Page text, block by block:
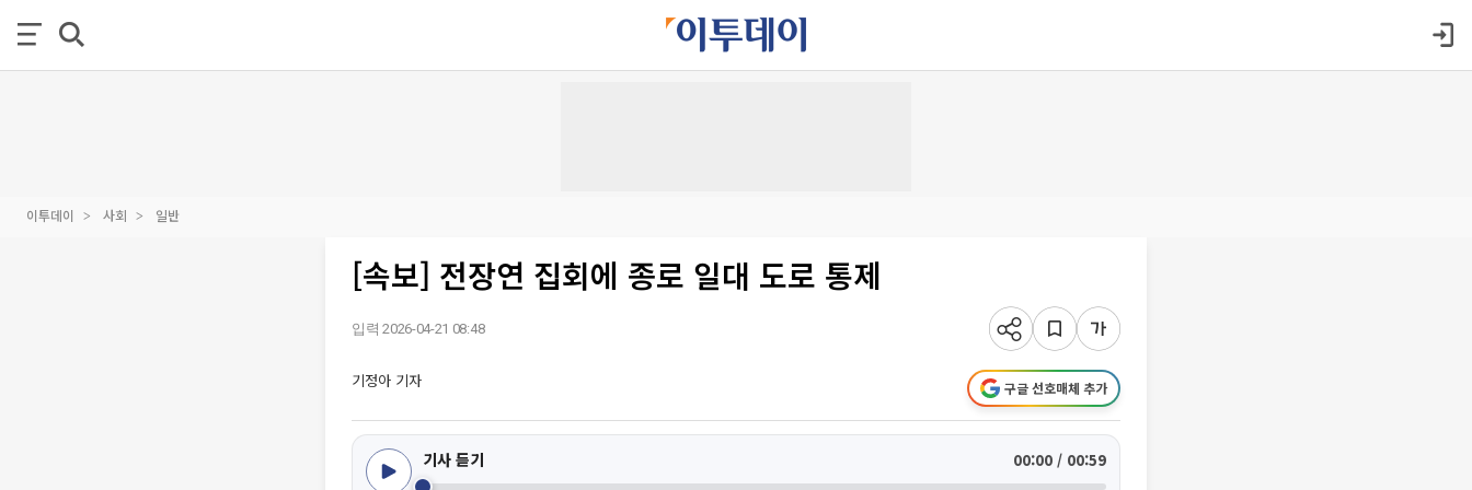
이투데이 사회 일반
[속보] 전장연 집회에 종로 일대 도로 통제
입력 2026-04-21 08:48
기정아 기자 구글 선호매체 추가
기사 듣기 00:00 / 00:59